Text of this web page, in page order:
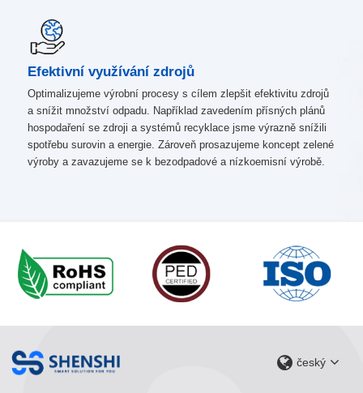
Efektivní využívání zdrojů
Optimalizujeme výrobní procesy s cílem zlepšit efektivitu zdrojů
a snížit množství odpadu. Například zavedením přísných plánů
hospodaření se zdroji a systémů recyklace jsme výrazně snížili
spotřebu surovin a energie. Zároveň prosazujeme koncept zelené
výroby a zavazujeme se k bezodpadové a nízkoemisní výrobě.
český